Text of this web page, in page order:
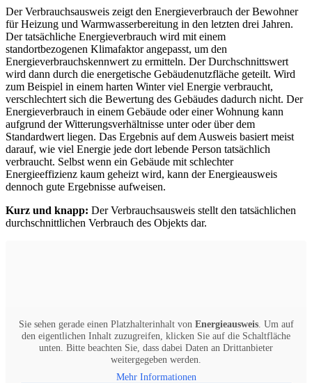
Der Verbrauchsausweis zeigt den Energieverbrauch der Bewohner
für Heizung und Warmwasserbereitung in den letzten drei Jahren.
Der tatsächliche Energieverbrauch wird mit einem
standortbezogenen Klimafaktor angepasst, um den
Energieverbrauchskennwert zu ermitteln. Der Durchschnittswert
wird dann durch die energetische Gebäudenutzfläche geteilt. Wird
zum Beispiel in einem harten Winter viel Energie verbraucht,
verschlechtert sich die Bewertung des Gebäudes dadurch nicht. Der
Energieverbrauch in einem Gebäude oder einer Wohnung kann
aufgrund der Witterungsverhältnisse unter oder über dem
Standardwert liegen. Das Ergebnis auf dem Ausweis basiert meist
darauf, wie viel Energie jede dort lebende Person tatsächlich
verbraucht. Selbst wenn ein Gebäude mit schlechter
Energieeffizienz kaum geheizt wird, kann der Energieausweis
dennoch gute Ergebnisse aufweisen.
Kurz und knapp: Der Verbrauchsausweis stellt den tatsächlichen
durchschnittlichen Verbrauch des Objekts dar.
Sie sehen gerade einen Platzhalterinhalt von Energieausweis. Um auf
den eigentlichen Inhalt zuzugreifen, klicken Sie auf die Schaltfläche
unten. Bitte beachten Sie, dass dabei Daten an Drittanbieter
weitergegeben werden.
Mehr Informationen